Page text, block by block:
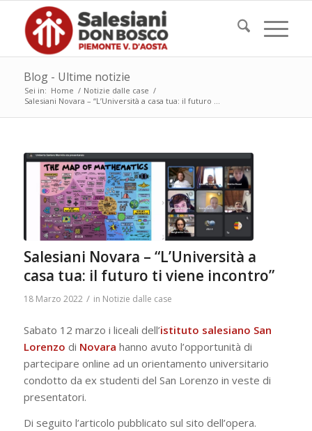
Blog - Ultime notizie
Sei in: Home / Notizie dalle case /
Salesiani Novara – “L’Università a casa tua: il futuro ...
Salesiani Novara – “L’Università a
casa tua: il futuro ti viene incontro”
18 Marzo 2022 / in Notizie dalle case
Sabato 12 marzo i liceali dell’istituto salesiano San
Lorenzo di Novara hanno avuto l’opportunità di
partecipare online ad un orientamento universitario
condotto da ex studenti del San Lorenzo in veste di
presentatori.
Di seguito l’articolo pubblicato sul sito dell’opera.